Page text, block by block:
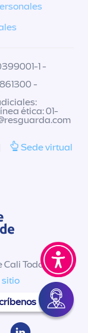
1 -
-
ética: 01-
Sede virtual
Todos los
sitio